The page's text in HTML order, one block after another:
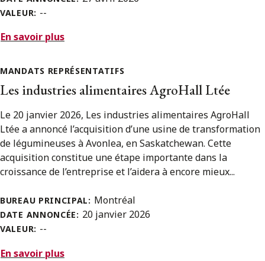
VALEUR: --
En savoir plus
MANDATS REPRÉSENTATIFS
Les industries alimentaires AgroHall Ltée
Le 20 janvier 2026, Les industries alimentaires AgroHall
Ltée a annoncé l’acquisition d’une usine de transformation
de légumineuses à Avonlea, en Saskatchewan. Cette
acquisition constitue une étape importante dans la
croissance de l’entreprise et l’aidera à encore mieux...
BUREAU PRINCIPAL: Montréal
DATE ANNONCÉE: 20 janvier 2026
VALEUR: --
En savoir plus